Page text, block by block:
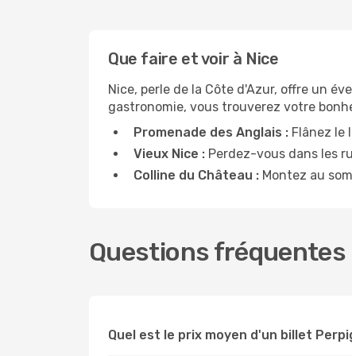
Que faire et voir à Nice
Nice, perle de la Côte d'Azur, offre un
gastronomie, vous trouverez votre
Promenade des Anglais : Flânez le
Vieux Nice : Perdez-vous dans les
Colline du Château : Montez au
Questions fréquentes
Quel est le prix moyen d'un billet